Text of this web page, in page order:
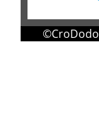
©CroDodo